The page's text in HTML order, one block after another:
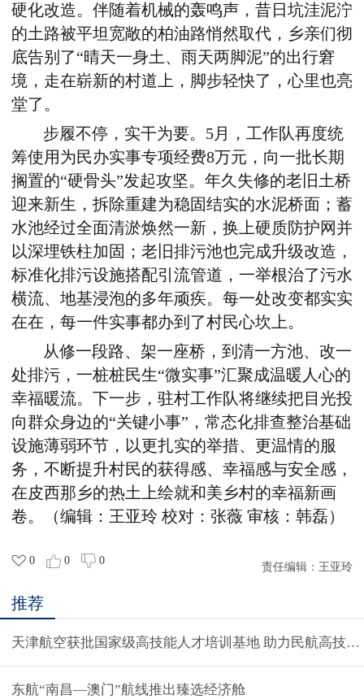
硬化改造。伴随着机械的轰鸣声，昔日坑洼泥泞
的土路被平坦宽敞的柏油路悄然取代，乡亲们彻
底告别了“晴天一身土、雨天两脚泥”的出行窘
境，走在崭新的村道上，脚步轻快了，心里也亮
堂了。
步履不停，实干为要。5月，工作队再度统
筹使用为民办实事专项经费8万元，向一批长期
搁置的“硬骨头”发起攻坚。年久失修的老旧土桥
迎来新生，拆除重建为稳固结实的水泥桥面；蓄
水池经过全面清淤焕然一新，换上硬质防护网并
以深埋铁柱加固；老旧排污池也完成升级改造，
标准化排污设施搭配引流管道，一举根治了污水
横流、地基浸泡的多年顽疾。每一处改变都实实
在在，每一件实事都办到了村民心坎上。
从修一段路、架一座桥，到清一方池、改一
处排污，一桩桩民生“微实事”汇聚成温暖人心的
幸福暖流。下一步，驻村工作队将继续把目光投
向群众身边的“关键小事”，常态化排查整治基础
设施薄弱环节，以更扎实的举措、更温情的服
务，不断提升村民的获得感、幸福感与安全感，
在皮西那乡的热土上绘就和美乡村的幸福新画
卷。（编辑：王亚玲 校对：张薇 审核：韩磊）
0 0 0
责任编辑： 王亚玲
推荐
天津航空获批国家级高技能人才培训基地 助力民航高技
东航“南昌—澳门”航线推出臻选经济舱